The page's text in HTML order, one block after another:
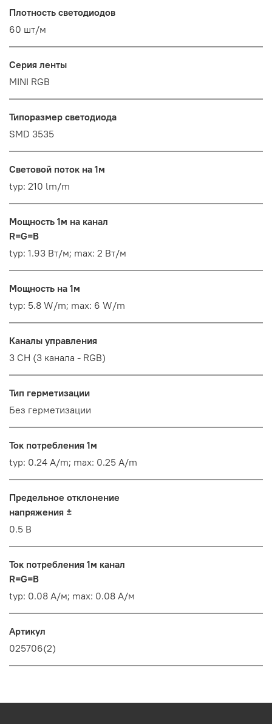
Плотность светодиодов
60 шт/м
Серия ленты
MINI RGB
Типоразмер светодиода
SMD 3535
Световой поток на 1м
typ: 210 lm/m
Мощность 1м на канал
R=G=B
typ: 1.93 Вт/м; max: 2 Вт/м
Мощность на 1м
typ: 5.8 W/m; max: 6 W/m
Каналы управления
3 CH (3 канала - RGB)
Тип герметизации
Без герметизации
Ток потребления 1м
typ: 0.24 A/m; max: 0.25 A/m
Предельное отклонение
напряжения ±
0.5 В
Ток потребления 1м канал
R=G=B
typ: 0.08 А/м; max: 0.08 А/м
Артикул
025706(2)